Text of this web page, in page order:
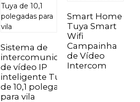
Sistema de
intercomunicação
de vídeo IP
inteligente Tuya
de 10,1 polegadas
para vila
Smart Home
Tuya Smart
Wifi
Campainha
de Vídeo
Intercom